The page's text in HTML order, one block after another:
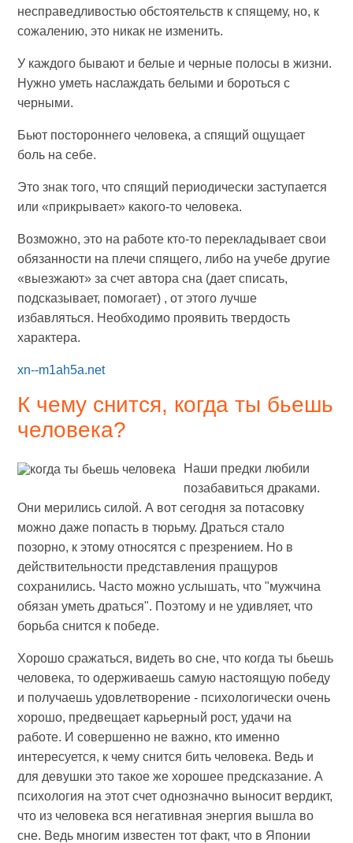
несправедливостью обстоятельств к спящему, но, к
сожалению, это никак не изменить.
У каждого бывают и белые и черные полосы в жизни.
Нужно уметь наслаждать белыми и бороться с
черными.
Бьют постороннего человека, а спящий ощущает
боль на себе.
Это знак того, что спящий периодически заступается
или «прикрывает» какого-то человека.
Возможно, это на работе кто-то перекладывает свои
обязанности на плечи спящего, либо на учебе другие
«выезжают» за счет автора сна (дает списать,
подсказывает, помогает) , от этого лучше
избавляться. Необходимо проявить твердость
характера.
xn--m1ah5a.net
К чему снится, когда ты бьешь
человека?
Наши предки любили
позабавиться драками.
Они мерились силой. А вот сегодня за потасовку
можно даже попасть в тюрьму. Драться стало
позорно, к этому относятся с презрением. Но в
действительности представления пращуров
сохранились. Часто можно услышать, что "мужчина
обязан уметь драться". Поэтому и не удивляет, что
борьба снится к победе.
Хорошо сражаться, видеть во сне, что когда ты бьешь
человека, то одерживаешь самую настоящую победу
и получаешь удовлетворение - психологически очень
хорошо, предвещает карьерный рост, удачи на
работе. И совершенно не важно, кто именно
интересуется, к чему снится бить человека. Ведь и
для девушки это такое же хорошее предсказание. А
психология на этот счет однозначно выносит вердикт,
что из человека вся негативная энергия вышла во
сне. Ведь многим известен тот факт, что в Японии